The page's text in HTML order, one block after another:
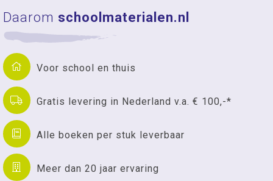
Daarom schoolmaterialen.nl
Voor school en thuis
Gratis levering in Nederland v.a. € 100,-*
Alle boeken per stuk leverbaar
Meer dan 20 jaar ervaring